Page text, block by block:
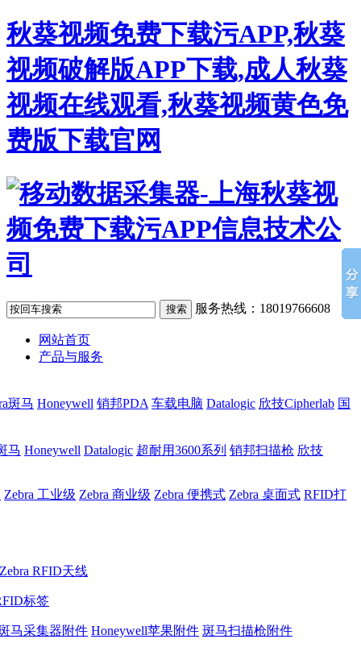
秋葵视频免费下载污APP,秋葵
视频破解版APP下载,成人秋葵
视频在线观看,秋葵视频黄色免
费版下载官网
服务热线：18019766608
网站首页
产品与服务
斑马 Honeywell 销邦PDA 车载电脑 Datalogic 欣技Cipherlab 国
马 Honeywell Datalogic 超耐用3600系列 销邦扫描枪 欣技
Zebra 工业级 Zebra 商业级 Zebra 便携式 Zebra 桌面式 RFID打
Zebra RFID天线
标签
马采集器附件 Honeywell苹果附件 斑马扫描枪附件